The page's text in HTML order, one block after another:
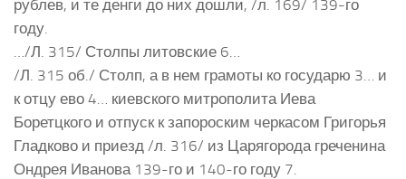
рублев, и те денги до них дошли, /л. 169/ 139-го
году.
…/Л. 315/ Столпы литовские 6…
/Л. 315 об./ Столп, а в нем грамоты ко государю 3… и
к отцу ево 4… киевского митрополита Иева
Боретцкого и отпуск к запороским черкасом Григорья
Гладково и приезд /л. 316/ из Царягорода греченина
Ондрея Иванова 139-го и 140-го году 7.